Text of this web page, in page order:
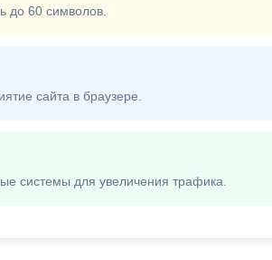
до 60 символов.
сайта в браузере.
системы для увеличения трафика.